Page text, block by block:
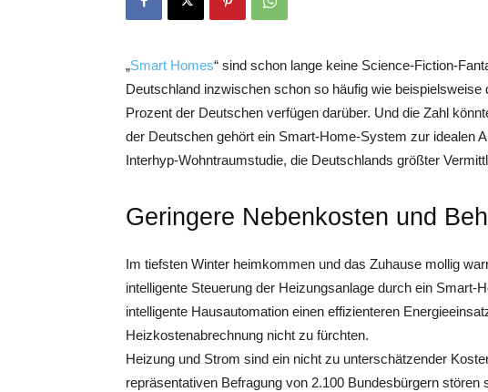
„Smart Homes“ sind schon lange keine Science-Fiction-
Deutschland inzwischen schon so häufig wie
Prozent der Deutschen verfügen darüber. Und die Zahl
der Deutschen gehört ein Smart-Home-System zur idealen
Interhyp-Wohntraumstudie, die Deutschlands größter
Geringere Nebenkosten und
Im tiefsten Winter heimkommen und das Zuhause mollig
intelligente Steuerung der Heizungsanlage durch ein Smart-
intelligente Hausautomation einen effizienteren
Heizkostenabrechnung nicht zu fürchten.
Heizung und Strom sind ein nicht zu unterschätzender
repräsentativen Befragung von 2.100 Bundesbürgern